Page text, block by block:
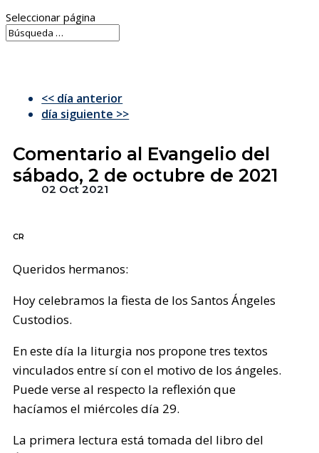
Seleccionar página
<< día anterior
día siguiente >>
Comentario al Evangelio del
sábado, 2 de octubre de 2021
02 Oct 2021
CR
Queridos hermanos:
Hoy celebramos la fiesta de los Santos Ángeles
Custodios.
En este día la liturgia nos propone tres textos
vinculados entre sí con el motivo de los ángeles.
Puede verse al respecto la reflexión que
hacíamos el miércoles día 29.
La primera lectura está tomada del libro del